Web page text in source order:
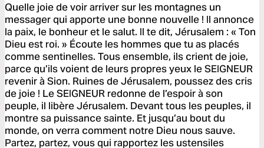
Quelle joie de voir arriver sur les montagnes un
messager qui apporte une bonne nouvelle ! Il annonce
la paix, le bonheur et le salut. Il te dit, Jérusalem : « Ton
Dieu est roi. » Écoute les hommes que tu as placés
comme sentinelles. Tous ensemble, ils crient de joie,
parce qu’ils voient de leurs propres yeux le SEIGNEUR
revenir à Sion. Ruines de Jérusalem, poussez des cris
de joie ! Le SEIGNEUR redonne de l’espoir à son
peuple, il libère Jérusalem. Devant tous les peuples, il
montre sa puissance sainte. Et jusqu’au bout du
monde, on verra comment notre Dieu nous sauve.
Partez, partez, vous qui rapportez les ustensiles